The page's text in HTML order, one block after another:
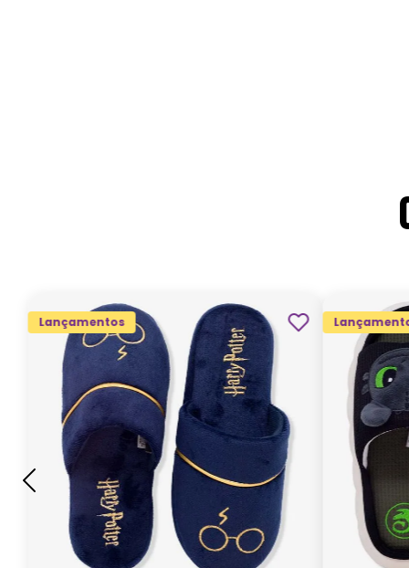
Lançamentos
G GG M P
ADICIONAR AO